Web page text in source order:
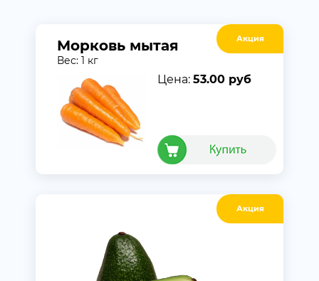
Акция
Морковь мытая
Вес: 1 кг
Цена: 53.00 руб
Акция